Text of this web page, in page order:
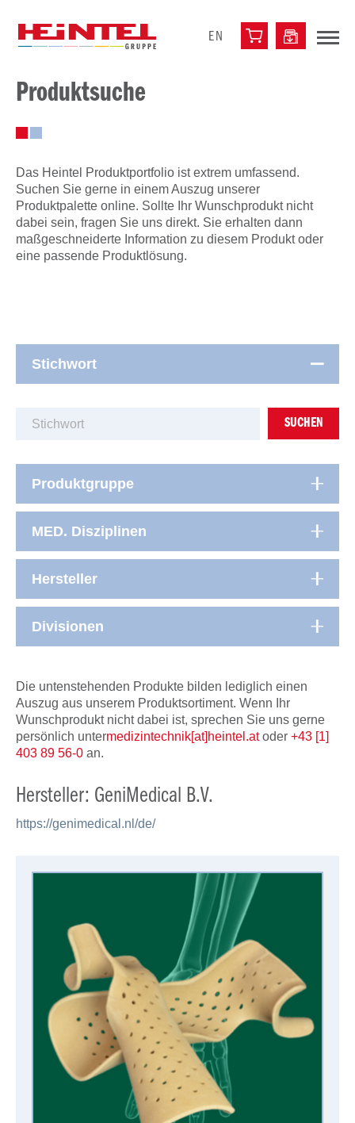
EN
Produktsuche
Das Heintel Produktportfolio ist extrem umfassend.
Suchen Sie gerne in einem Auszug unserer
Produktpalette online. Sollte Ihr Wunschprodukt nicht
dabei sein, fragen Sie uns direkt. Sie erhalten dann
maßgeschneiderte Information zu diesem Produkt oder
eine passende Produktlösung.
Stichwort
SUCHEN
Produktgruppe
MED. Disziplinen
Hersteller
Divisionen
Die untenstehenden Produkte bilden lediglich einen
Auszug aus unserem Produktsortiment. Wenn Ihr
Wunschprodukt nicht dabei ist, sprechen Sie uns gerne
persönlich untermedizintechnik[at]heintel.atoder +43 [1]
403 89 56-0 an.
Hersteller: GeniMedical B.V.
https://genimedical.nl/de/